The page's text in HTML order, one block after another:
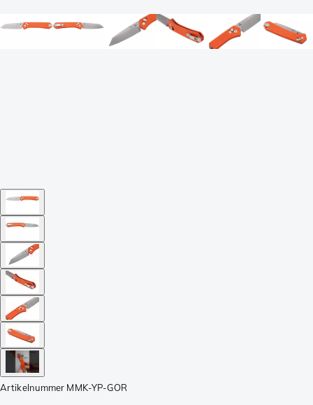
Artikelnummer MMK-YP-GOR